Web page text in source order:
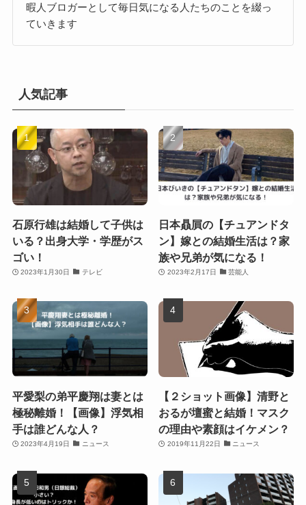
暇人ブロガーとして毎日気になる人たちのことを綴っ
ていきます
人気記事
石原行雄は結婚して子供は
いる？出身大学・学歴がス
ゴい！
2023年1月30日 テレビ
日本贔屓の【チュアンドタ
ン】嫁との結婚生活は？家
族や兄弟が気になる！
2023年2月17日 芸能人
平愛梨の弟平慶翔は妻とは
極秘離婚！【画像】浮気相
手は誰どんな人？
2023年4月19日 ニュース
【２ショット画像】清野と
おるが壇蜜と結婚！マスク
の理由や素顔はイケメン？
2019年11月22日 ニュース